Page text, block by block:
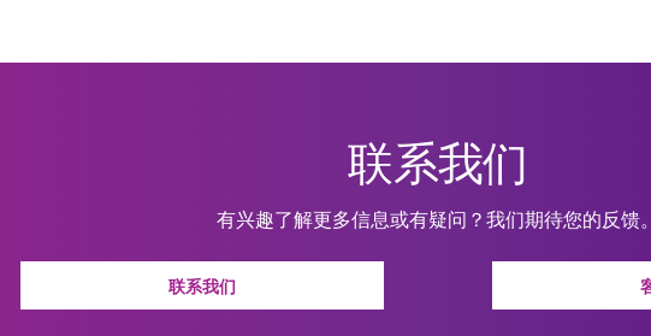
联系我们
有兴趣了解更多信息或有疑问？我们期待您的反馈。
联系我们